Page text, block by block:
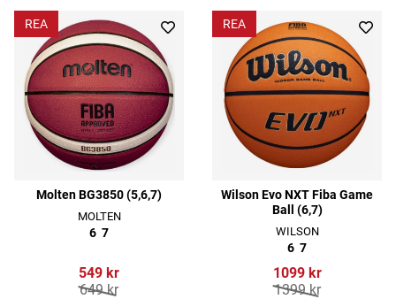
REA
Molten BG3850 (5,6,7)
MOLTEN
6 7
549 kr
649 kr
REA
Wilson Evo NXT Fiba Game
Ball (6,7)
WILSON
6 7
1099 kr
1399 kr